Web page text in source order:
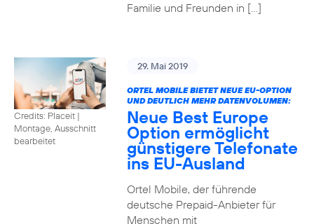
Familie und Freunden in […]
Credits: Placeit |
Montage, Ausschnitt
bearbeitet
29. Mai 2019
ORTEL MOBILE BIETET NEUE EU-OPTION
UND DEUTLICH MEHR DATENVOLUMEN:
Neue Best Europe
Option ermöglicht
günstigere Telefonate
ins EU-Ausland
Ortel Mobile, der führende
deutsche Prepaid-Anbieter für
Menschen mit